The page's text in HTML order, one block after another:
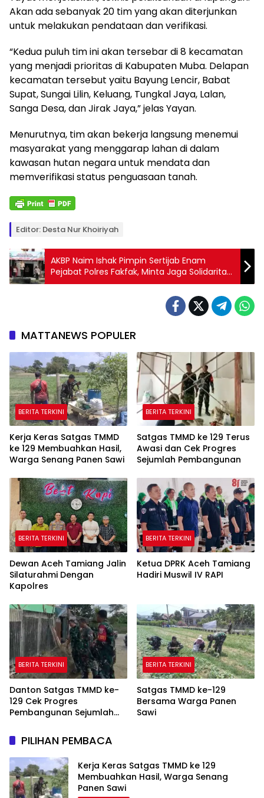
Akan ada sebanyak 20 tim yang akan diterjunkan
untuk melakukan pendataan dan verifikasi.
“Kedua puluh tim ini akan tersebar di 8 kecamatan
yang menjadi prioritas di Kabupaten Muba. Delapan
kecamatan tersebut yaitu Bayung Lencir, Babat
Supat, Sungai Lilin, Keluang, Tungkal Jaya, Lalan,
Sanga Desa, dan Jirak Jaya,” jelas Yayan.
Menurutnya, tim akan bekerja langsung menemui
masyarakat yang menggarap lahan di dalam
kawasan hutan negara untuk mendata dan
memverifikasi status penguasaan tanah.
Editor: Desta Nur Khoiriyah
AKBP Naim Ishak Pimpin Sertijab Enam
Pejabat Polres Fakfak, Minta Jaga Solidaritas
dan Pelayanan
MATTANEWS POPULER
BERITA TERKINI
Kerja Keras Satgas TMMD
ke 129 Membuahkan Hasil,
Warga Senang Panen Sawi
BERITA TERKINI
Satgas TMMD ke 129 Terus
Awasi dan Cek Progres
Sejumlah Pembangunan
BERITA TERKINI
Dewan Aceh Tamiang Jalin
Silaturahmi Dengan
Kapolres
BERITA TERKINI
Ketua DPRK Aceh Tamiang
Hadiri Muswil IV RAPI
BERITA TERKINI
Danton Satgas TMMD ke-
129 Cek Progres
Pembangunan Sejumlah
BERITA TERKINI
Satgas TMMD ke-129
Bersama Warga Panen
Sawi
PILIHAN PEMBACA
Kerja Keras Satgas TMMD ke 129
Membuahkan Hasil, Warga Senang
Panen Sawi